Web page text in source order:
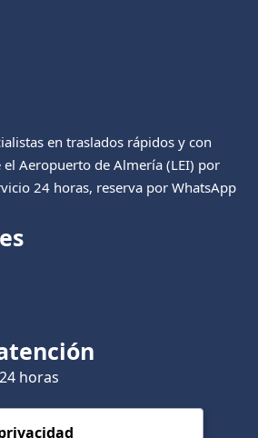
en traslados rápidos y con
Aeropuerto de Almería (LEI) por
24 horas, reserva por WhatsApp
horas